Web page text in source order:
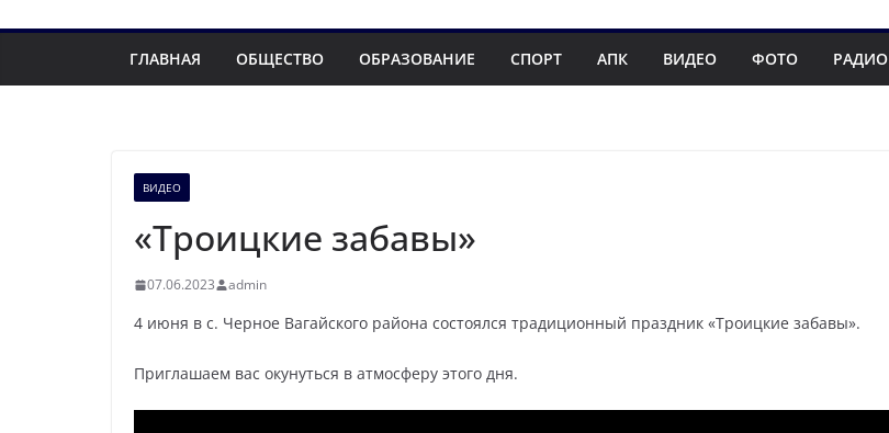
ГЛАВНАЯ ОБЩЕСТВО ОБРАЗОВАНИЕ СПОРТ АПК ВИДЕО ФОТО РАДИО
ВИДЕО
«Троицкие забавы»
07.06.2023 admin
4 июня в с. Черное Вагайского района состоялся традиционный праздник «Троицкие забавы».
Приглашаем вас окунуться в атмосферу этого дня.